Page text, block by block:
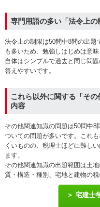
専門用語の多い「法令上
法令上の制限は50問中8問の出
も多いため、勉強しはじめは意
自体はシンプルで過去と同じ問
答えやすいです。
これら以外に関する「そ
内容
その他関連知識の問題は50問中
ついての問題が多いです。これ
くいものの、税理士ほどに難し
ます。
その他関連知識の出題範囲は土
質・構造・種別、宅地と建物の
宅建士